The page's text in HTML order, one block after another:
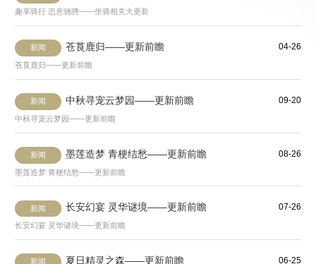
趣享骑行 恣意驰骋——坐骑相关大更新
新闻 苍莨鹿归——更新前瞻 04-26
苍莨鹿归——更新前瞻
新闻 中秋寻宠云梦园——更新前瞻 09-20
中秋寻宠云梦园——更新前瞻
新闻 墨莲造梦 青梗结愁——更新前瞻 08-26
墨莲造梦 青梗结愁——更新前瞻
新闻 长安幻宴 灵华谜境——更新前瞻 07-26
长安幻宴 灵华谜境——更新前瞻
新闻 夏日精灵之森——更新前瞻 06-25